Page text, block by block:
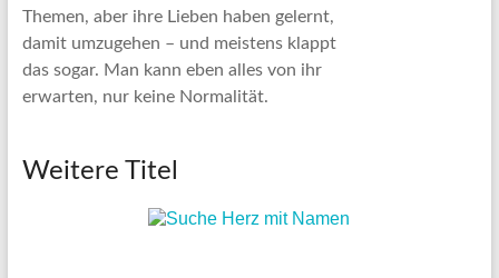
Themen, aber ihre Lieben haben gelernt,
damit umzugehen – und meistens klappt
das sogar. Man kann eben alles von ihr
erwarten, nur keine Normalität.
Weitere Titel